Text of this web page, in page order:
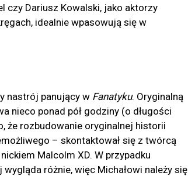
czy Dariusz Kowalski, jako aktorzy
idealnie wpasowują się w
nastrój panujący w Fanatyku. Oryginalną
nieco ponad pół godziny (o długości
że rozbudowanie oryginalnej historii
– skontaktował się z twórcą
Malcolm XD. W przypadku
różnie, więc Michałowi należy się